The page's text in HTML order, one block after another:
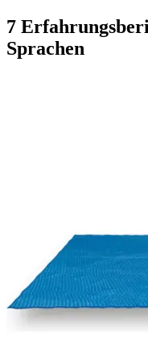
7
Sprachen